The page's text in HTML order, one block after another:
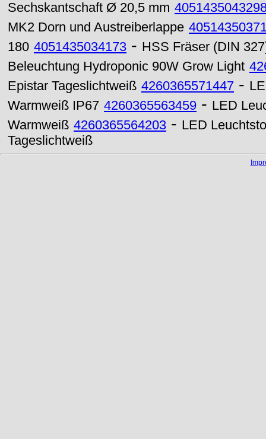
Sechskantschaft Ø 20,5 mm
MK2 Dorn und Austreiberlappe
180 4051435034173 - HSS Fräser (DIN
Beleuchtung Hydroponic 90W Grow Light
Epistar Tageslichtweiß 4260365571447 -
Warmweiß IP67 4260365563459 - LED
Warmweiß 4260365564203 - LED
Tageslichtweiß